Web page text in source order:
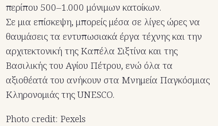
περίπου 500–1.000 μόνιμων κατοίκων.
Σε μια επίσκεψη, μπορείς μέσα σε λίγες ώρες να
θαυμάσεις τα εντυπωσιακά έργα τέχνης και την
αρχιτεκτονική της Καπέλα Σιξτίνα και της
Βασιλικής του Αγίου Πέτρου, ενώ όλα τα
αξιοθέατά του ανήκουν στα Μνημεία Παγκόσμιας
Κληρονομιάς της UNESCO.
Photo credit: Pexels